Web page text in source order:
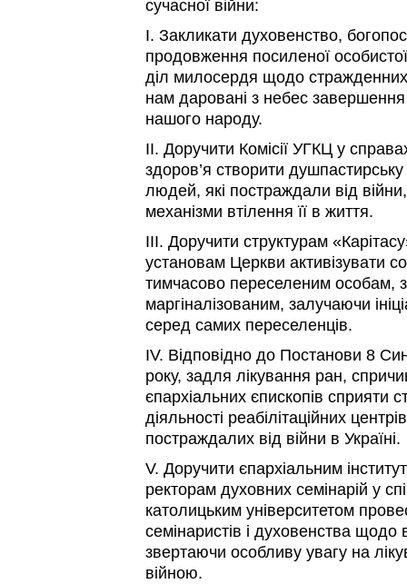
сучасної війни:
I. Закликати духовенство,
продовження посиленої
діл милосердя щодо
нам даровані з небес
нашого народу.
II. Доручити Комісії УГКЦ у
здоров’я створити
людей, які постраждали від
механізми втілення її в життя.
III. Доручити структурам
установам Церкви активізувати
тимчасово переселеним особам,
маргіналізованим, залучаючи
серед самих переселенців.
IV. Відповідно до Постанови 8
року, задля лікування ран,
єпархіальних єпископів сприяти
діяльності реабілітаційних
постраждалих від війни в Україні.
V. Доручити єпархіальним
ректорам духовних семінарій у
католицьким університетом
семінаристів і духовенства щодо
звертаючи особливу увагу на
війною.